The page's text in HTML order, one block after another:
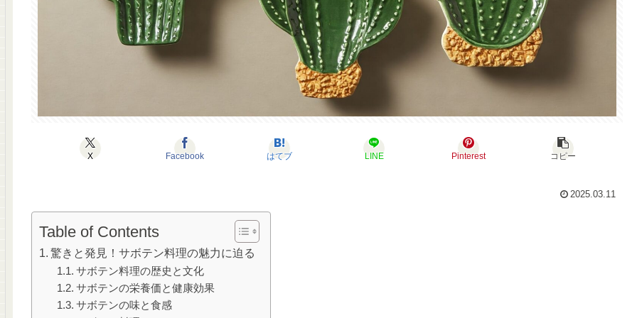
X Facebook はてブ LINE Pinterest コピー
2025.03.11
Table of Contents
驚きと発見！サボテン料理の魅力に迫る
サボテン料理の歴史と文化
サボテンの栄養価と健康効果
サボテンの味と食感